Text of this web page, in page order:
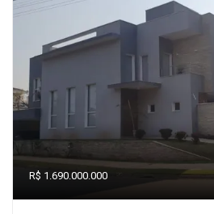
R$ 1.690.000.000